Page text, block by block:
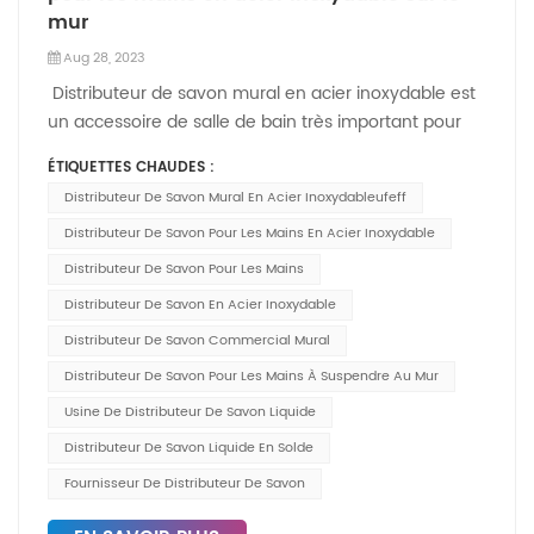
mur
Aug 28, 2023
Distributeur de savon mural en acier inoxydable est
un accessoire de salle de bain très important pour
l'hygiène des mains. Il est le bienvenu aussi bien
dans les ménages que dans les lieux publics. Les
méthodes d'installation murale permettent
d'économiser de l'espace sur le comptoir. Ce blog
présente les méthodes d'installation des distributeurs
de savon. Méthodes d'installationInstallez le support
couvercle sur le dessus du distributeur de savon,
insérez un tournevis pour desserrer la vis de
verrouillage à l'intérieur du distributeur de
savon.Glisser distributeur de savon pour les mains
serrer la vis de verrouillage.Versez du savon liquide
ou du désinfectant pour les mains ou tout autre
ÉTIQUETTES CHAUDES :
Distributeur De Savon Mural En Acier Inoxydableufeff
Distributeur De Savon Pour Les Mains En Acier Inoxydable
Distributeur De Savon Pour Les Mains
Distributeur De Savon En Acier Inoxydable
Distributeur De Savon Commercial Mural
Distributeur De Savon Pour Les Mains À Suspendre Au Mur
Usine De Distributeur De Savon Liquide
Distributeur De Savon Liquide En Solde
Fournisseur De Distributeur De Savon